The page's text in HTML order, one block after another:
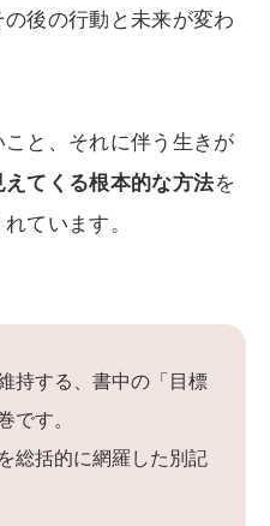
後の行動と未来が変わ
こと、それに伴う生きが
えてくる根本的な方法を
ています。
持する、書中の「目標
です。
総括的に網羅した別記